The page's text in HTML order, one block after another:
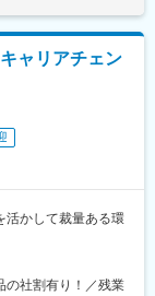
ャリアチェン
活かして裁量ある環
の社割有り！／残業